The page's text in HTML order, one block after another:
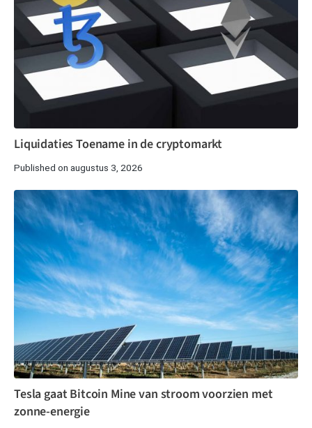
Liquidaties Toename in de cryptomarkt
Published on augustus 3, 2026
Tesla gaat Bitcoin Mine van stroom voorzien met
zonne-energie